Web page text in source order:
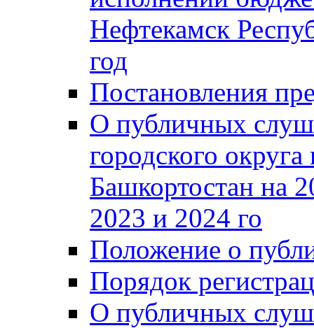
Нефтекамск
год
Постановления
О публичных
городского
Башкортостан на
2023 и 2024 го
Положение о
Порядок
О публичных